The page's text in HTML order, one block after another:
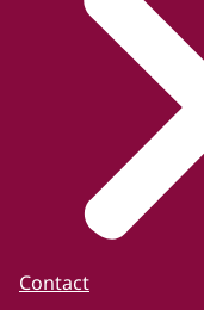
Contact